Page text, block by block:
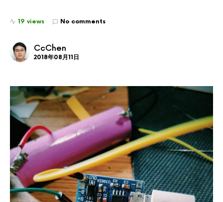
19 views No comments
CcChen
2018年08月11日